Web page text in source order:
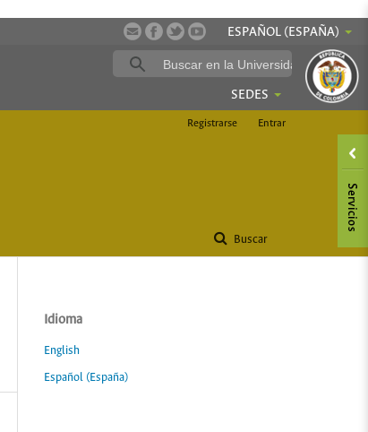
ESPAÑOL (ESPAÑA)
SEDES
Buscar
Registrarse Entrar
Idioma
English
Español (España)